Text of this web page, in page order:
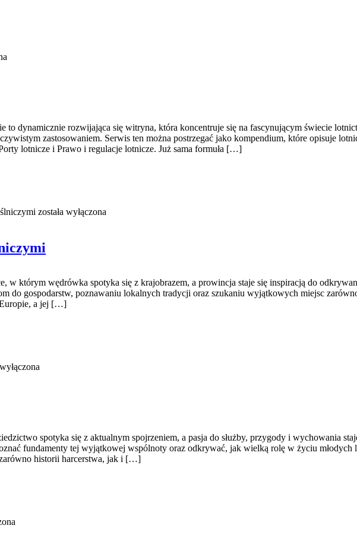
dynamicznie rozwijająca się witryna, która koncentruje się na fascynującym świecie
zastosowaniem. Serwis ten można postrzegać jako kompendium, które opisuje
lotnicze i Prawo i regulacje lotnicze. Już sama formuła […]
została wyłączona
w którym wędrówka spotyka się z krajobrazem, a prowincja staje się inspiracją do
do gospodarstw, poznawaniu lokalnych tradycji oraz szukaniu wyjątkowych miejsc
Europie, a jej […]
spotyka się z aktualnym spojrzeniem, a pasja do służby, przygody i wychowania
fundamenty tej wyjątkowej wspólnoty oraz odkrywać, jak wielką rolę w życiu
zarówno historii harcerstwa, jak i […]